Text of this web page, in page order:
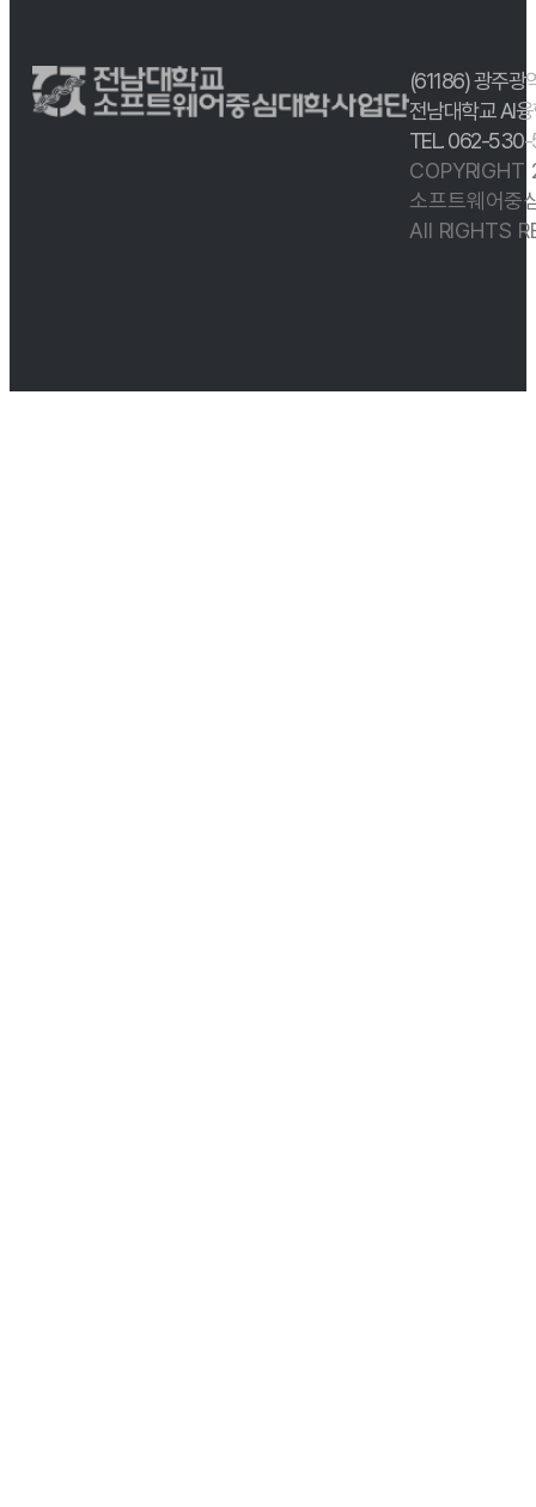
(61186) 광주광
전남대학교 AI
TEL. 062-
COPYRIGHT
소프트웨어중
All RIGHTS